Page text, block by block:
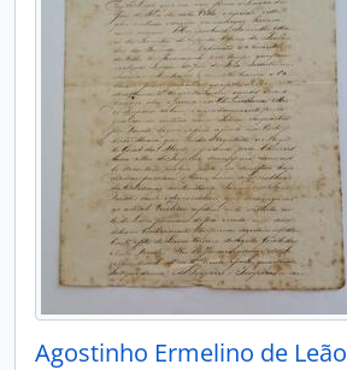
Agostinho Ermelino de Leão